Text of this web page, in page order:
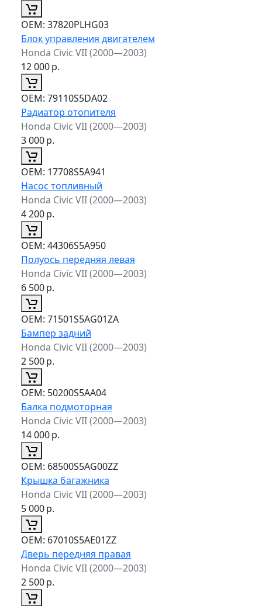
ОЕМ: 37820PLHG03
Блок управления двигателем
Honda Civic VII (2000—2003)
12 000р.
ОЕМ: 79110S5DA02
Радиатор отопителя
Honda Civic VII (2000—2003)
3 000р.
ОЕМ: 17708S5A941
Насос топливный
Honda Civic VII (2000—2003)
4 200р.
ОЕМ: 44306S5A950
Полуось передняя левая
Honda Civic VII (2000—2003)
6 500р.
ОЕМ: 71501S5AG01ZA
Бампер задний
Honda Civic VII (2000—2003)
2 500р.
ОЕМ: 50200S5AA04
Балка подмоторная
Honda Civic VII (2000—2003)
14 000р.
ОЕМ: 68500S5AG00ZZ
Крышка багажника
Honda Civic VII (2000—2003)
5 000р.
ОЕМ: 67010S5AE01ZZ
Дверь передняя правая
Honda Civic VII (2000—2003)
2 500р.